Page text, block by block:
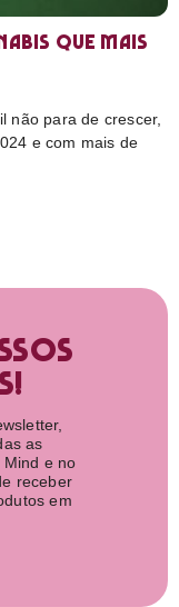
que mais
não para de crescer,
e com mais de
as
e no
receber
em